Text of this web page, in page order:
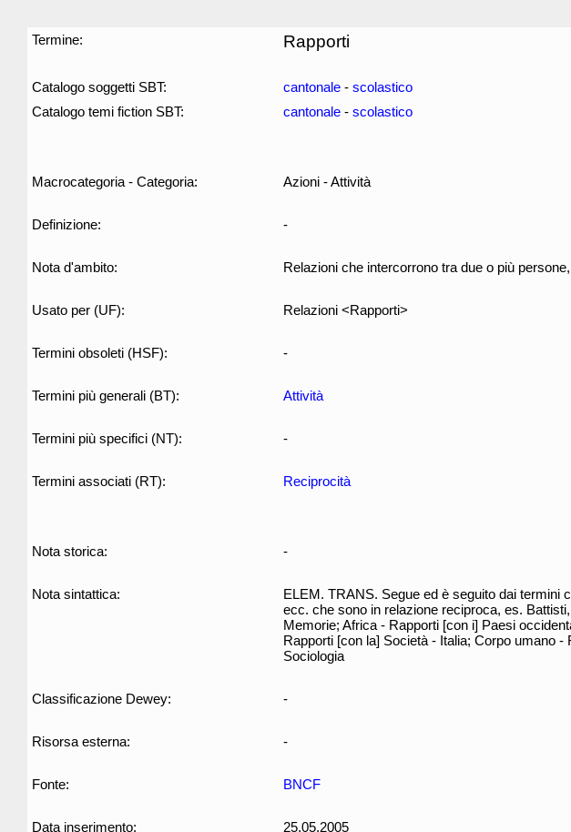
Termine: Rapporti
Catalogo soggetti SBT: cantonale - scolastico
Catalogo temi fiction SBT:
cantonale - scolastico
Macrocategoria - Categoria: Azioni - Attività
Definizione: -
Nota d'ambito: Relazioni che intercorrono tra due o più
Usato per (UF): Relazioni <Rapporti>
Termini obsoleti (HSF): -
Termini più generali (BT): Attività
Termini più specifici (NT): -
Termini associati (RT): Reciprocità
Nota storica: -
Nota sintattica:
ELEM. TRANS. Segue ed è seguito dai termini
ecc. che sono in relazione reciproca, es.
Memorie; Africa - Rapporti [con i] Paesi
Rapporti [con la] Società - Italia; Corpo umano
Sociologia
Classificazione Dewey: -
Risorsa esterna: -
Fonte: BNCF
Data inserimento: 25.05.2005